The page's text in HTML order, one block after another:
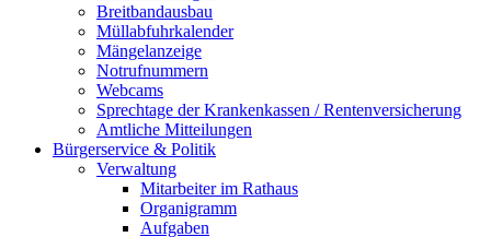
Breitbandausbau
Müllabfuhrkalender
Mängelanzeige
Notrufnummern
Webcams
Sprechtage der Krankenkassen / Rentenversicherung
Amtliche Mitteilungen
Bürgerservice & Politik
Verwaltung
Mitarbeiter im Rathaus
Organigramm
Aufgaben